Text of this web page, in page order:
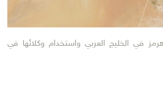
في الخليج العربي واستخدام وكلائها في